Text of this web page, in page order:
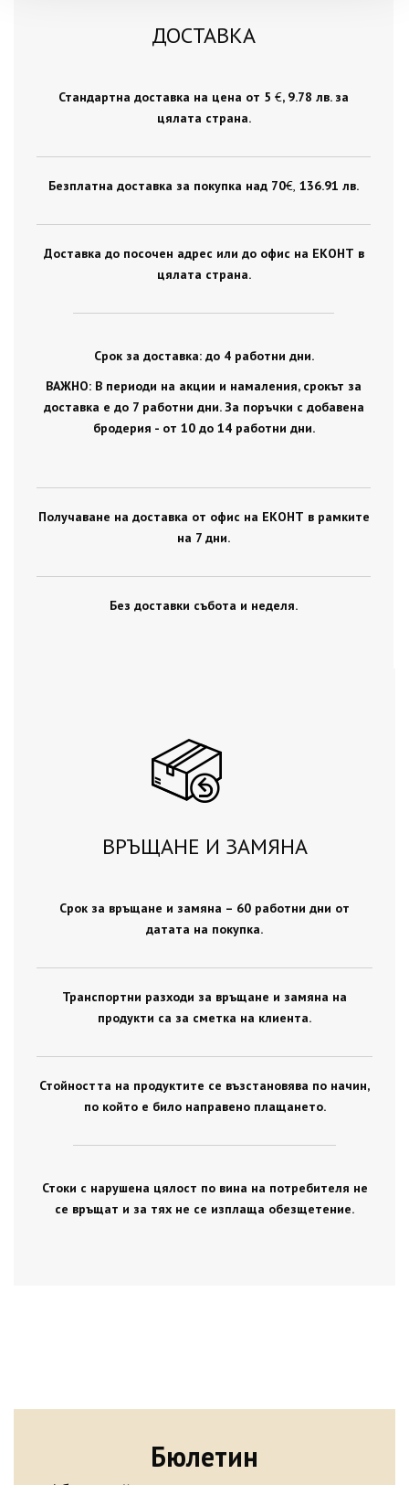
ДОСТАВКА
Стандартна доставка на цена от 5 €, 9.78 лв. за
цялата страна.
Безплатна доставка за покупка над 70€ , 136.91 лв.
Доставка до посочен адрес или до офис на ЕКОНТ в
цялата страна.
Срок за доставка: до 4 работни дни.
ВАЖНО: В периоди на акции и намаления, срокът за
доставка е до 7 работни дни. За поръчки с добавена
бродерия - от 10 до 14 работни дни.
Получаване на доставка от офис на ЕКОНТ в рамките
на 7 дни.
Без доставки събота и неделя.
ВРЪЩАНЕ И ЗАМЯНА
Срок за връщане и замяна – 60 работни дни от
датата на покупка.
Транспортни разходи за връщане и замяна на
продукти са за сметка на клиента.
Стойността на продуктите се възстановява по начин,
по който е било направено плащането.
Стоки с нарушена цялост по вина на потребителя не
се връщат и за тях не се изплаща обезщетение.
Бюлетин